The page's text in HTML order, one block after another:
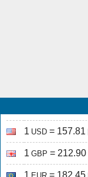
1 USD = 157.81
1 GBP = 212.90
1 = 182.45